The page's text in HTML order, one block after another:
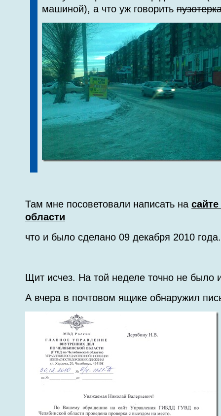
машиной), а что уж говорить
Там мне посоветовали написать на
области
что и было сделано 09 декабря 2010 года.
Щит исчез. На той неделе точно не было
А вчера в почтовом ящике обнаружил